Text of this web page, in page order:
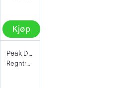
Kjøp
Peak Design Rain Fly 25L-30L Black
Regntrekk